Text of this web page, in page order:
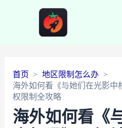
首页
地区限制怎么办
海外如何看《与她们在光影中
权限制全攻略
海外如何看《